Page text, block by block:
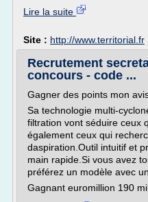
Lire la suite
Site : http://www.territorial.fr
Recrutement
concours - code ...
Gagner des points mon
Sa technologie multi-
filtration vont séduire ceux
également ceux qui
daspiration.Outil intuitif et
main rapide.Si vous avez
préférez un modèle avec
Gagnant euromillion 190